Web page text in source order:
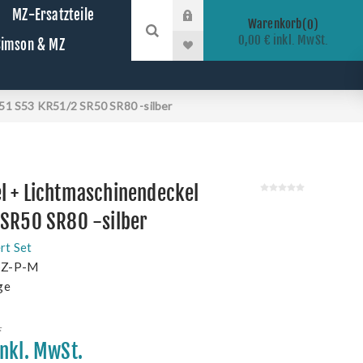
MZ-Ersatzteile
& MZ
Warenkorb 0
0,00 € inkl. MwSt.
S53 KR51/2 SR50 SR80 -silber
+ Lichtmaschinendeckel
SR80 -silber
Set
P-M
MwSt.